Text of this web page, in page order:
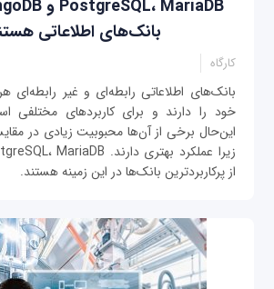
بانک‌های اطلاعاتی
کارگاه
بانک‌های اطلاعاتی رابطه‌ای و غیر
خود را دارند و برای کاربردهای مختلفی
این‌حال برخی از آن‌ها محبوبیت زیادی در
از پرکاربردترین بانک‌ها در این زمینه هستند.